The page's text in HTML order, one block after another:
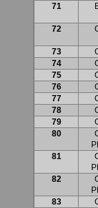
71
72
73
74
75
76
77
78
79
80
81
82
83